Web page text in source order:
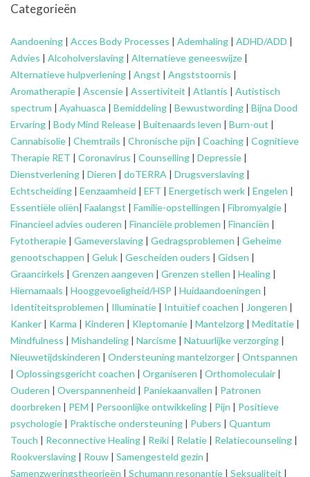
Categorieën
Aandoening | Acces Body Processes | Ademhaling | ADHD/ADD |
Advies | Alcoholverslaving | Alternatieve geneeswijze |
Alternatieve hulpverlening | Angst | Angststoornis |
Aromatherapie | Ascensie | Assertiviteit | Atlantis | Autistisch
spectrum | Ayahuasca | Bemiddeling | Bewustwording | Bijna Dood
Ervaring | Body Mind Release | Buitenaards leven | Burn-out |
Cannabisolie | Chemtrails | Chronische pijn | Coaching | Cognitieve
Therapie RET | Coronavirus | Counselling | Depressie |
Dienstverlening | Dieren | doTERRA | Drugsverslaving |
Echtscheiding | Eenzaamheid | EFT | Energetisch werk | Engelen |
Essentiële oliën| Faalangst | Familie-opstellingen | Fibromyalgie |
Financieel advies ouderen | Financiële problemen | Financiën |
Fytotherapie | Gameverslaving | Gedragsproblemen | Geheime
genootschappen | Geluk | Gescheiden ouders | Gidsen |
Graancirkels | Grenzen aangeven | Grenzen stellen | Healing |
Hiernamaals | Hooggevoeligheid/HSP | Huidaandoeningen |
Identiteitsproblemen | Illuminatie | Intuïtief coachen | Jongeren |
Kanker | Karma | Kinderen | Kleptomanie | Mantelzorg | Meditatie |
Mindfulness | Mishandeling | Narcisme | Natuurlijke verzorging |
Nieuwetijdskinderen | Ondersteuningmantelzorger | Ontspannen
| Oplossingsgericht coachen | Organiseren | Orthomoleculair |
Ouderen | Overspannenheid | Paniekaanvallen | Patronen
doorbreken | PEM | Persoonlijke ontwikkeling | Pijn | Positieve
psychologie | Praktische ondersteuning | Pubers | Quantum
Touch | Reconnective Healing | Reiki | Relatie | Relatiecounseling |
Rookverslaving | Rouw | Samengesteld gezin |
Samenzweringstheorieën | Schumann resonantie | Seksualiteit |